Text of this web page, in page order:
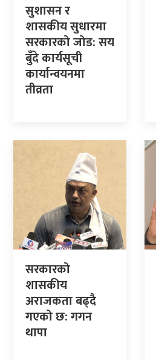
सुशासन र
शासकीय सुधारमा
सरकारको जोड: सय
बुँदे कार्यसूची
कार्यान्वयनमा
तीव्रता
सरकारको
शासकीय
अराजकता बढ्दै
गएको छ: गगन
थापा